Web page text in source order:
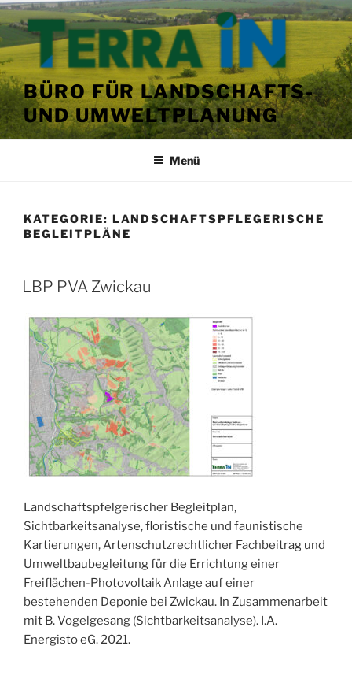
Zum
Inhalt
springen
BÜRO FÜR LANDSCHAFTS-
UND UMWELTPLANUNG
Menü
KATEGORIE: LANDSCHAFTSPFLEGERISCHE
BEGLEITPLÄNE
VERÖFFENTLICHT
AM
LBP PVA Zwickau
Landschaftspfelgerischer Begleitplan,
Sichtbarkeitsanalyse, floristische und faunistische
Kartierungen, Artenschutzrechtlicher Fachbeitrag und
Umweltbaubegleitung für die Errichtung einer
Freiflächen-Photovoltaik Anlage auf einer
bestehenden Deponie bei Zwickau. In Zusammenarbeit
mit B. Vogelgesang (Sichtbarkeitsanalyse). I.A.
Energisto eG. 2021.